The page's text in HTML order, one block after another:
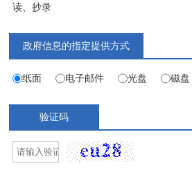
读、抄录
政府信息的指定提供方式
纸面 电子邮件 光盘 磁盘
验证码